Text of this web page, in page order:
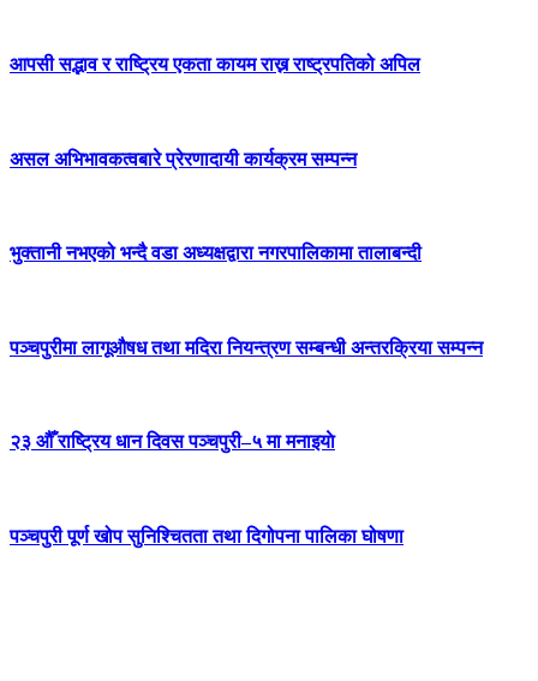
आपसी सद्भाव र राष्ट्रिय एकता कायम राख्न राष्ट्रपतिको अपिल
असल अभिभावकत्वबारे प्रेरणादायी कार्यक्रम सम्पन्न
भुक्तानी नभएको भन्दै वडा अध्यक्षद्वारा नगरपालिकामा तालाबन्दी
पञ्चपुरीमा लागूऔषध तथा मदिरा नियन्त्रण सम्बन्धी अन्तरक्रिया सम्पन्न
२३ औँ राष्ट्रिय धान दिवस पञ्चपुरी–५ मा मनाइयाे
पञ्चपुरी पूर्ण खोप सुनिश्चितता तथा दिगोपना पालिका घोषणा